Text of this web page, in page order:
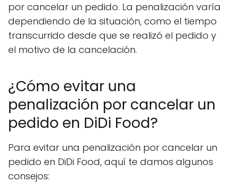
por cancelar un pedido. La penalización varía
dependiendo de la situación, como el tiempo
transcurrido desde que se realizó el pedido y
el motivo de la cancelación.
¿Cómo evitar una
penalización por cancelar un
pedido en DiDi Food?
Para evitar una penalización por cancelar un
pedido en DiDi Food, aquí te damos algunos
consejos: